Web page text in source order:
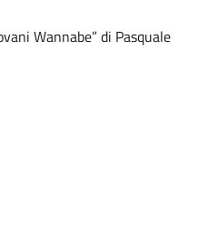
Wannabe” di Pasquale